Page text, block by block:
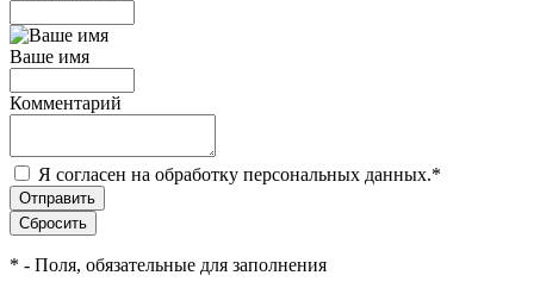
Ваше имя
Комментарий
Я согласен на обработку персональных данных.*
* - Поля, обязательные для заполнения